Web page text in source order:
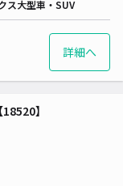
ス大型車・SUV
詳細へ
】